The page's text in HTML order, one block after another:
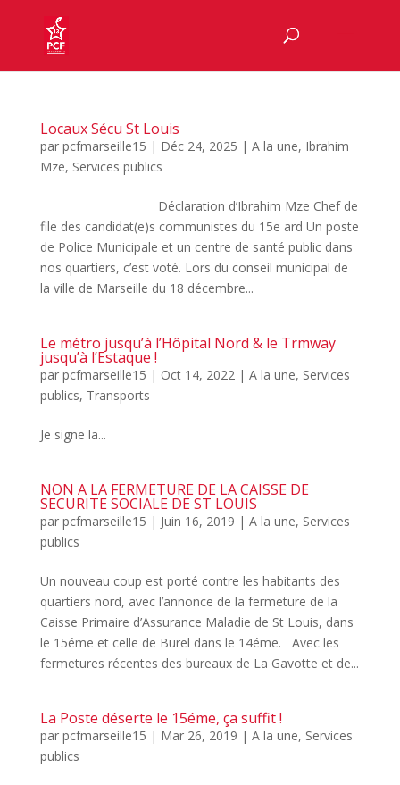
Locaux Sécu St Louis
par pcfmarseille15 | Déc 24, 2025 | A la une, Ibrahim
Mze, Services publics
Déclaration d’Ibrahim Mze Chef de
file des candidat(e)s communistes du 15e ard Un poste
de Police Municipale et un centre de santé public dans
nos quartiers, c’est voté. Lors du conseil municipal de
la ville de Marseille du 18 décembre...
Le métro jusqu’à l’Hôpital Nord & le Trmway
jusqu’à l’Estaque !
par pcfmarseille15 | Oct 14, 2022| A la une, Services
publics, Transports
Je signe la...
NON A LA FERMETURE DE LA CAISSE DE
SECURITE SOCIALE DE ST LOUIS
par pcfmarseille15 | Juin 16, 2019 | A la une, Services
publics
Un nouveau coup est porté contre les habitants des
quartiers nord, avec l’annonce de la fermeture de la
Caisse Primaire d’Assurance Maladie de St Louis, dans
le 15éme et celle de Burel dans le 14éme. Avec les
fermetures récentes des bureaux de La Gavotte et de...
La Poste déserte le 15éme, ça suffit !
par pcfmarseille15 | Mar 26, 2019 | A la une, Services
publics